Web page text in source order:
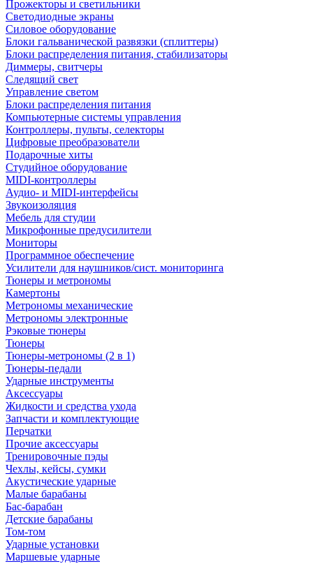
Прожекторы и светильники
Светодиодные экраны
Силовое оборудование
Блоки гальванической развязки (сплиттеры)
Блоки распределения питания, стабилизаторы
Диммеры, свитчеры
Следящий свет
Управление светом
Блоки распределения питания
Компьютерные системы управления
Контроллеры, пульты, селекторы
Цифровые преобразователи
Подарочные хиты
Студийное оборудование
MIDI-контроллеры
Аудио- и MIDI-интерфейсы
Звукоизоляция
Мебель для студии
Микрофонные предусилители
Мониторы
Программное обеспечение
Усилители для наушников/сист. мониторинга
Тюнеры и метрономы
Камертоны
Метрономы механические
Метрономы электронные
Рэковые тюнеры
Тюнеры
Тюнеры-метрономы (2 в 1)
Тюнеры-педали
Ударные инструменты
Аксессуары
Жидкости и средства ухода
Запчасти и комплектующие
Перчатки
Прочие аксессуары
Тренировочные пэды
Чехлы, кейсы, сумки
Акустические ударные
Mалые барабаны
Бас-барабан
Детские барабаны
Том-том
Ударные установки
Маршевые ударные